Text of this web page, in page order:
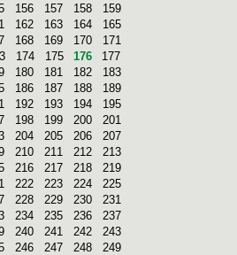
156 157 158
159
162 163 164
165
168 169 170
171
174 175 176
177
180 181 182
183
186 187 188
189
192 193 194
195
198 199 200
201
204 205 206
207
210 211 212
213
216 217 218
219
222 223 224
225
228 229 230
231
234 235 236
237
240 241 242
243
246 247 248
249